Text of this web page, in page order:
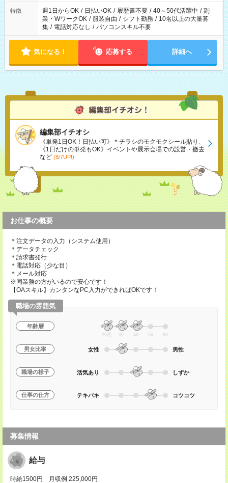
特徴 週1日からOK / 日払いOK / 履歴書不要 / 40～50代活躍中 / 副
業・WワークOK / 服装自由 / シフト勤務 / 10名以上の大量募
集 / 電話対応なし / パソコンスキル不要
気になる！ 応募する 詳細へ
編集部イチオシ
《単発1日OK！日払い可》＊チラシのモクモクシール貼り、
《1日だけの単発もOK》イベントや展示会場での設営・撤去
など (8/7UP!)
お仕事の概要
＊注文データの入力（システム使用）
＊データチェック
＊請求書発行
＊電話対応（少な目）
＊メール対応
※同業務の方がいるので安心です！
【OAスキル】カンタンなPC入力ができればOKです！
職場の雰囲気
年齢層
20代 30 40 50 60
男女比率 女性 男性
職場の様子 活気あり しずか
仕事の仕方 テキパキ コツコツ
募集情報
給与
時給1500円 月収例 225,000円